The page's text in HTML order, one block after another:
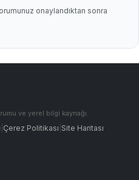
onaylandıktan sonra
ve yerel bilgi kaynağı.
Çerez Politikası Site Haritası